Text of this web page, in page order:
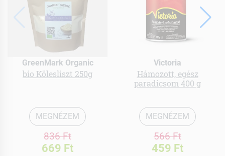
GreenMark Organic
bio Kölesliszt 250g
MEGNÉZEM
836 Ft
669 Ft
Victoria
Hámozott, egész
paradicsom 400 g
MEGNÉZEM
566 Ft
459 Ft